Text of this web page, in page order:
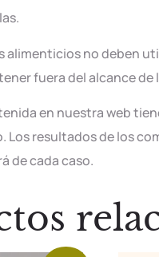
alimenticios no deben
fuera del alcance de
en nuestra web
resultados de los
de cada caso.